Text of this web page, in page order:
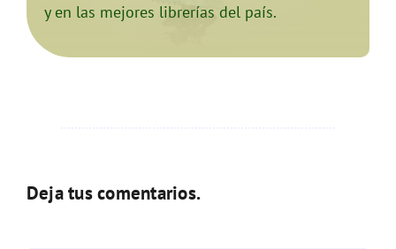
y en las mejores librerías del país.
Deja tus comentarios.